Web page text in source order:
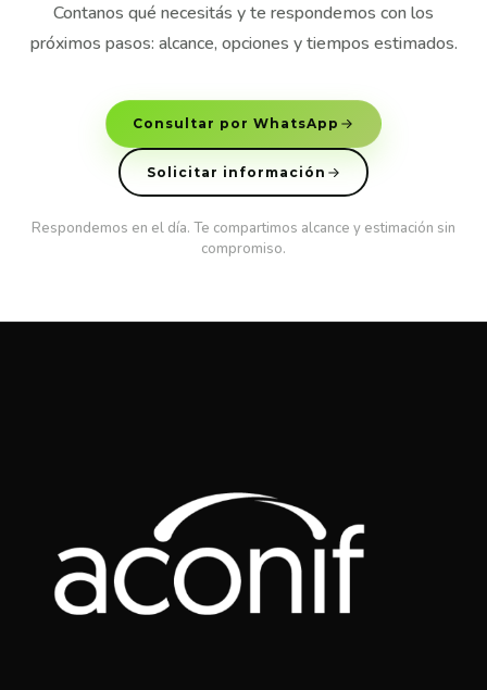
Contanos qué necesitás y te respondemos con los
próximos pasos: alcance, opciones y tiempos estimados.
Consultar por WhatsApp
Solicitar información
Respondemos en el día. Te compartimos alcance y estimación sin
compromiso.